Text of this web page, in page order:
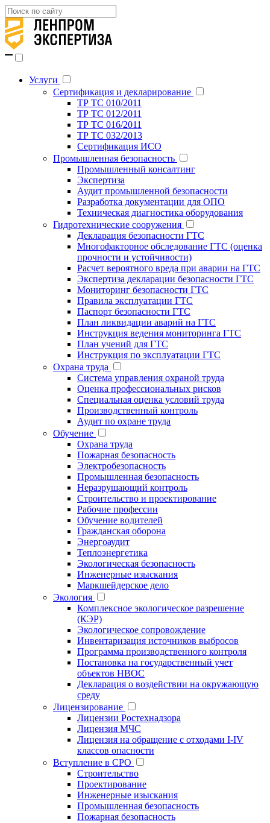
Услуги
Сертификация и декларирование
ТР ТС 010/2011
ТР ТС 012/2011
ТР ТС 016/2011
ТР ТС 032/2013
Сертификация ИСО
Промышленная безопасность
Промышленный консалтинг
Экспертиза
Аудит промышленной безопасности
Разработка документации для ОПО
Техническая диагностика оборудования
Гидротехнические сооружения
Декларация безопасности ГТС
Многофакторное обследование ГТС (оценка
прочности и устойчивости)
Расчет вероятного вреда при аварии на ГТС
Экспертиза декларации безопасности ГТС
Мониторинг безопасности ГТС
Правила эксплуатации ГТС
Паспорт безопасности ГТС
План ликвидации аварий на ГТС
Инструкция ведения мониторинга ГТС
План учений для ГТС
Инструкция по эксплуатации ГТС
Охрана труда
Система управления охраной труда
Оценка профессиональных рисков
Специальная оценка условий труда
Производственный контроль
Аудит по охране труда
Обучение
Охрана труда
Пожарная безопасность
Электробезопасность
Промышленная безопасность
Неразрушающий контроль
Строительство и проектирование
Рабочие профессии
Обучение водителей
Гражданская оборона
Энергоаудит
Теплоэнергетика
Экологическая безопасность
Инженерные изыскания
Маркшейдерское дело
Экология
Комплексное экологическое разрешение
(КЭР)
Экологическое сопровождение
Инвентаризация источников выбросов
Программа производственного контроля
Постановка на государственный учет
объектов НВОС
Декларация о воздействии на окружающую
среду
Лицензирование
Лицензии Ростехнадзора
Лицензия МЧС
Лицензия на обращение с отходами I-IV
классов опасности
Вступление в СРО
Строительство
Проектирование
Инженерные изыскания
Промышленная безопасность
Пожарная безопасность